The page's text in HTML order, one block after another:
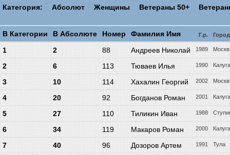
Категория: Абсолют Женщины Ветераны 50+
В Категории В Абсолюте Номер Фамилия Имя Г.р. Город
1 2 88 Андреев Николай 1989
2 6 113 Тюваев Илья 1990 Калуга
3 10 114 Хахалин Георгий 2002
4 20 92 Богданов Роман 2001 Калуга
5 27 110 Тиликин Иван 1988
6 34 119 Макаров Роман 2000 Калуга
7 40 96 Дозоров Артем 1991 Тула